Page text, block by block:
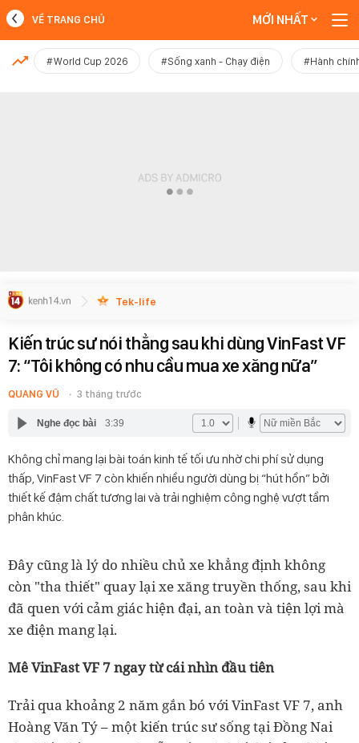
MỚI NHẤT
VỀ TRANG CHỦ MỚI NHẤT
#World Cup 2026 #Sống xanh - Chạy điện #Hành
Tek-life
Kiến trúc sư nói thẳng sau khi dùng VinFast VF
7: “Tôi không có nhu cầu mua xe xăng nữa”
QUANG VŨ 3 tháng trước
Nghe đọc bài 3:39
Không chỉ mang lại bài toán kinh tế tối ưu nhờ chi phí sử dụng
thấp, VinFast VF 7 còn khiến nhiều người dùng bị “hút hồn” bởi
thiết kế đậm chất tương lai và trải nghiệm công nghệ vượt tầm
phân khúc.
Đây cũng là lý do nhiều chủ xe khẳng định không
còn "tha thiết" quay lại xe xăng truyền thống, sau khi
đã quen với cảm giác hiện đại, an toàn và tiện lợi mà
xe điện mang lại.
Mê VinFast VF 7 ngay từ cái nhìn đầu tiên
Trải qua khoảng 2 năm gắn bó với VinFast VF 7, anh
Hoàng Văn Tý – một kiến trúc sư sống tại Đồng Nai